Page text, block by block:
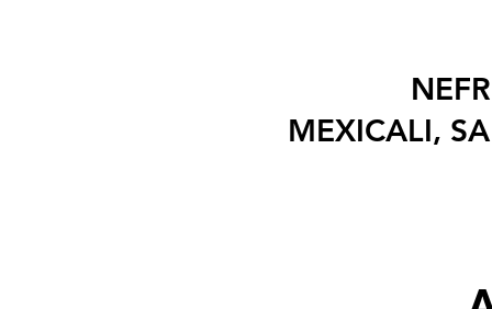
MEXICALI,